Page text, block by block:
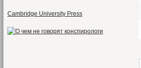
Cambridge University Press